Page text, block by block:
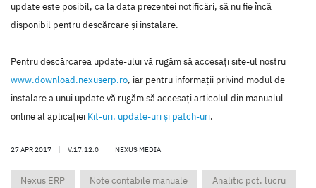
update este posibil, ca la data prezentei notificări, să nu fie încă
disponibil pentru descărcare şi instalare.
Pentru descărcarea update-ului vă rugăm să accesaţi site-ul nostru
www.download.nexuserp.ro, iar pentru informaţii privind modul de
instalare a unui update vă rugăm să accesaţi articolul din manualul
online al aplicaţiei Kit-uri, update-uri şi patch-uri.
27 APR 2017 | V.17.12.0 | NEXUS MEDIA
Nexus ERP Note contabile manuale Analitic pct. lucru